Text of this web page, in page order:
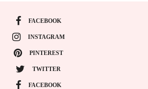
FACEBOOK
INSTAGRAM
PINTEREST
TWITTER
FACEBOOK